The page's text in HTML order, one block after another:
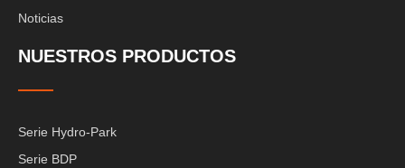
Noticias
NUESTROS PRODUCTOS
Serie Hydro-Park
Serie BDP